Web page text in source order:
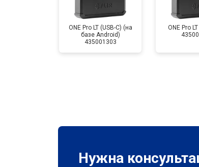
ONE Pro LT (USB-C) (на
базе Android)
435001303
ONE Pro
Нужна